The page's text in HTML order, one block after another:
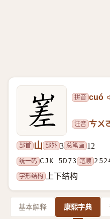
拼音 cuó
注音 ㄘㄨ
部首 山 部外 3 总笔画 12
统一码 CJK 5D73 笔顺
字形结构
上下结构
基本解释 康熙字典